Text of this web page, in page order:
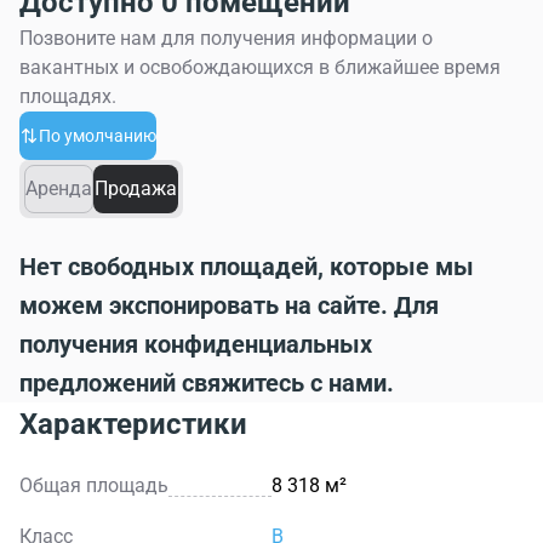
мечта о лучшем, красивом и комфортном жилье!
Позвоните нам для получения информации о
вакантных и освобождающихся в ближайшее время
площадях.
По умолчанию
Аренда Продажа
Нет свободных площадей, которые мы
можем экспонировать на сайте. Для
получения конфиденциальных
предложений свяжитесь с нами.
Характеристики
Общая площадь 8 318 м²
Класс B